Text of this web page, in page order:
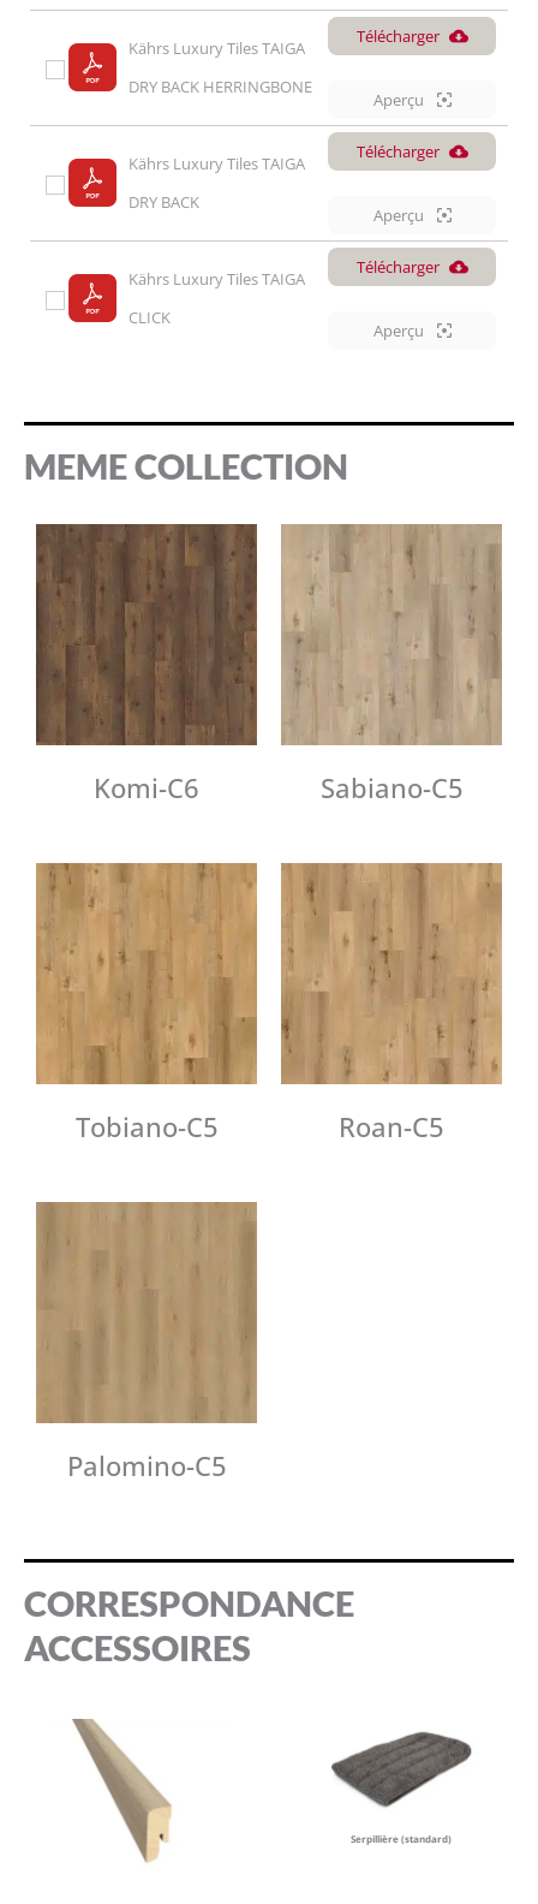
Kährs Luxury Tiles TAIGA
DRY BACK HERRINGBONE
Télécharger
Aperçu
Kährs Luxury Tiles TAIGA
DRY BACK
Télécharger
Aperçu
Kährs Luxury Tiles TAIGA
CLICK
Télécharger
Aperçu
MEME COLLECTION
Komi-C6 Sabiano-C5
Tobiano-C5 Roan-C5
Palomino-C5
CORRESPONDANCE
ACCESSOIRES
Serpillière (standard)